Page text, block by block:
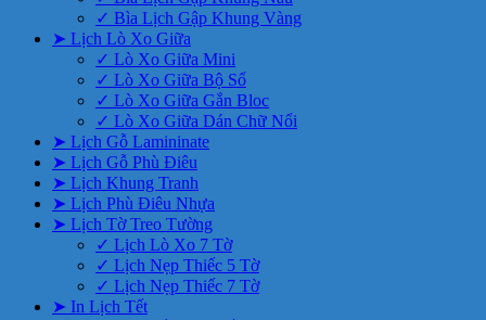
✓ Bìa Lịch Gập Khung Vàng
➤ Lịch Lò Xo Giữa
✓ Lò Xo Giữa Mini
✓ Lò Xo Giữa Bộ Số
✓ Lò Xo Giữa Gắn Bloc
✓ Lò Xo Giữa Dán Chữ Nổi
➤ Lịch Gỗ Lamininate
➤ Lịch Gỗ Phù Điêu
➤ Lịch Khung Tranh
➤ Lịch Phù Điêu Nhựa
➤ Lịch Tờ Treo Tường
✓ Lịch Lò Xo 7 Tờ
✓ Lịch Nẹp Thiếc 5 Tờ
✓ Lịch Nẹp Thiếc 7 Tờ
➤ In Lịch Tết